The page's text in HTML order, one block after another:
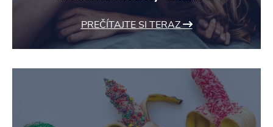
PREČÍTAJTE SI TERAZ